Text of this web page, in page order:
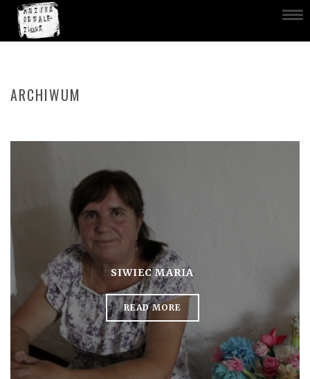
ARCHIWUM
SIWIEC MARIA
READ MORE